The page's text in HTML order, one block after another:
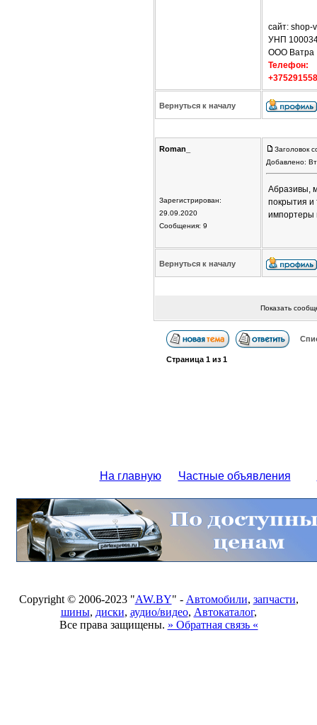
сайт: shop-
УНП
ООО Ватра
Телефон:
Вернуться к началу
Roman_
Зарегистрирован:
29.09.2020
Сообщения: 9
Заголовок
Добавлено:
Абразивы,
покрытия и
импортеры
Вернуться к началу
Показать
Страница 1из 1
На главную Частные объявления
Copyright © 2006-2023 "AW.BY" - Автомобили, запчасти,
шины, диски, аудио/видео, Автокаталог,
Все права защищены. » Обратная связь «